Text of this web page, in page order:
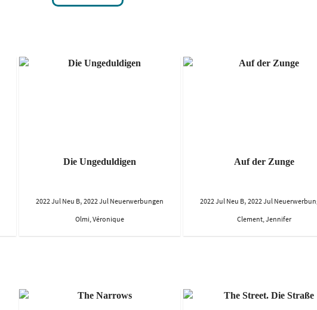
Die Ungeduldigen
2022 Jul Neu B, 2022 Jul Neuerwerbungen
Olmi, Véronique
Auf der Zunge
2022 Jul Neu B, 2022 Jul
Clement, Jennifer